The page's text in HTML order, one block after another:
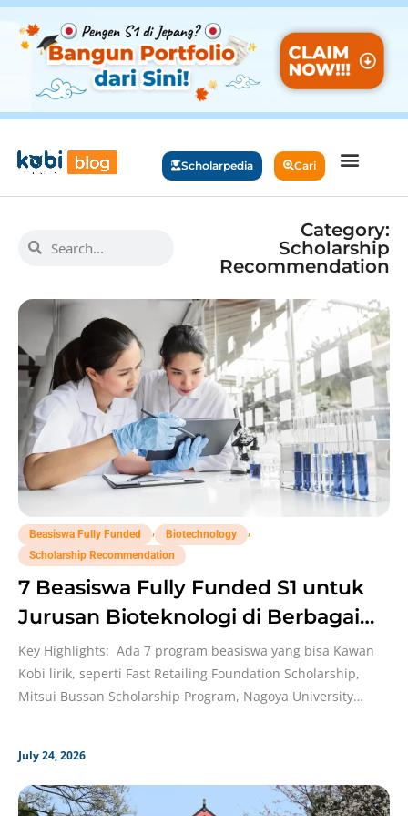
Scholarpedia Cari
Category:
Scholarship
Recommendation
Beasiswa Fully Funded , Biotechnology
,
Scholarship Recommendation
7 Beasiswa Fully Funded S1 untuk
Jurusan Bioteknologi di Berbagai
Universitas Jepang!
Key Highlights: Ada 7 program beasiswa yang bisa Kawan
Kobi lirik, seperti Fast Retailing Foundation Scholarship,
Mitsui Bussan Scholarship Program, Nagoya University
July 24, 2026